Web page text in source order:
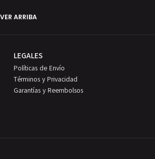
ARRIBA
LEGALES
Políticas de Envío
Términos y Privacidad
Garantías y Reembolsos